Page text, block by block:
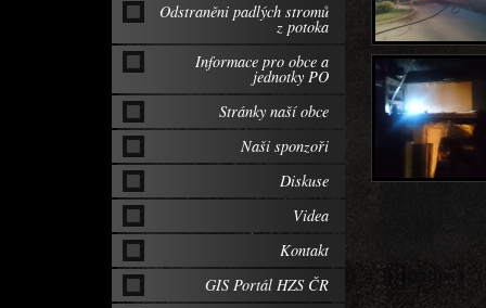
Odstraněni padlých stromů
z potoka
Informace pro obce a
jednotky PO
Stránky naší obce
Naši sponzoři
Diskuse
Videa
Kontakt
GIS Portál HZS ČR